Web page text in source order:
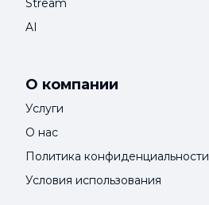
Stream
AI
О компании
Услуги
О нас
Политика конфиденциальности
Условия использования